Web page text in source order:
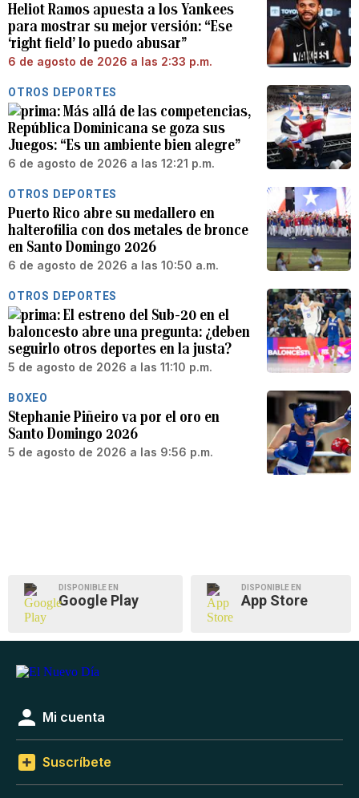
Heliot Ramos apuesta a los Yankees
para mostrar su mejor versión: “Ese
‘right field’ lo puedo abusar”
6 de agosto de 2026 a las 2:33 p.m.
OTROS DEPORTES
Más allá de las competencias,
República Dominicana se goza sus
Juegos: “Es un ambiente bien alegre”
6 de agosto de 2026 a las 12:21 p.m.
OTROS DEPORTES
Puerto Rico abre su medallero en
halterofilia con dos metales de bronce
en Santo Domingo 2026
6 de agosto de 2026 a las 10:50 a.m.
OTROS DEPORTES
El estreno del Sub-20 en el
baloncesto abre una pregunta: ¿deben
seguirlo otros deportes en la justa?
5 de agosto de 2026 a las 11:10 p.m.
BOXEO
Stephanie Piñeiro va por el oro en
Santo Domingo 2026
5 de agosto de 2026 a las 9:56 p.m.
DISPONIBLE EN
Google Play
DISPONIBLE EN
App Store
Mi cuenta
Suscríbete